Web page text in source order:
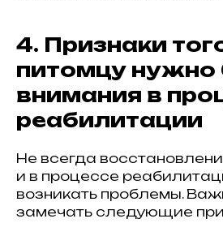
4. Признаки
питомцу нужно
внимания в
реабилитации
Не всегда
и в процессе
возникать проблемы.
замечать следующие